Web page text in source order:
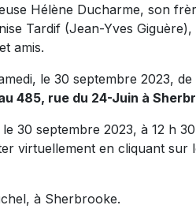
Hélène Ducharme, son
Tardif (Jean-Yves
amis.
le 30 septembre 2023, de
485, rue du 24-Juin à
30 septembre 2023, à 12 h
virtuellement en cliquant
à Sherbrooke.